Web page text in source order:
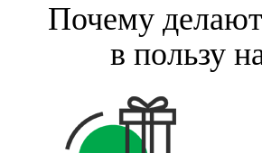
Почему
в пользу